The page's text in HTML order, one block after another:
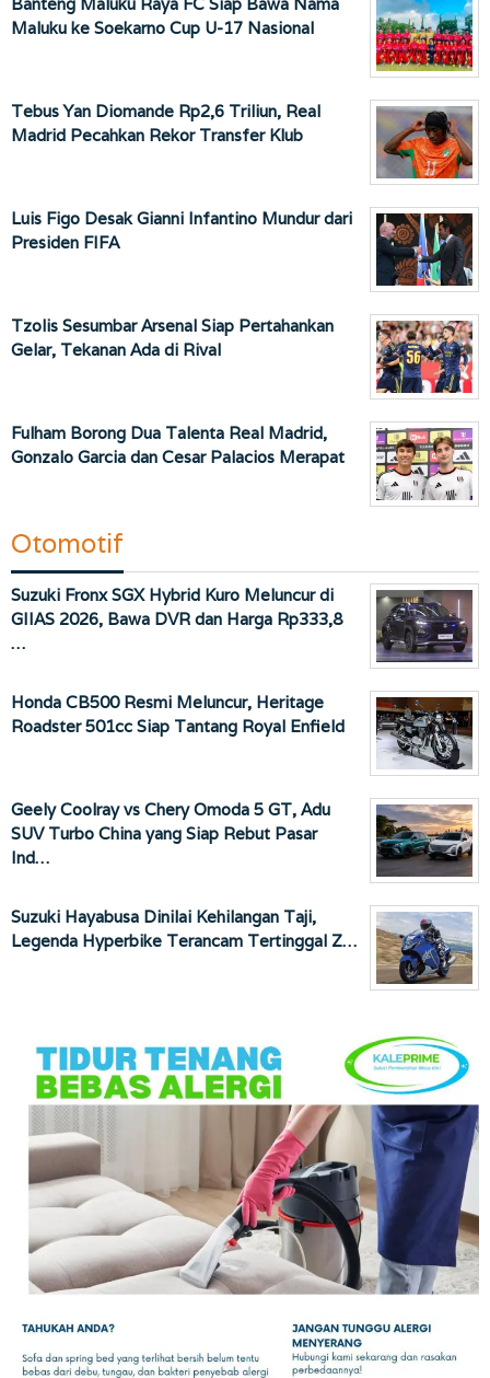
Maluku ke Soekarno Cup U-17 Nasional
Tebus Yan Diomande Rp2,6 Triliun, Real
Madrid Pecahkan Rekor Transfer Klub
Luis Figo Desak Gianni Infantino Mundur dari
Presiden FIFA
Tzolis Sesumbar Arsenal Siap Pertahankan
Gelar, Tekanan Ada di Rival
Fulham Borong Dua Talenta Real Madrid,
Gonzalo Garcia dan Cesar Palacios Merapat
Otomotif
Suzuki Fronx SGX Hybrid Kuro Meluncur di
GIIAS 2026, Bawa DVR dan Harga Rp333,8
…
Honda CB500 Resmi Meluncur, Heritage
Roadster 501cc Siap Tantang Royal Enfield
Geely Coolray vs Chery Omoda 5 GT, Adu
SUV Turbo China yang Siap Rebut Pasar
Ind…
Suzuki Hayabusa Dinilai Kehilangan Taji,
Legenda Hyperbike Terancam Tertinggal Z…